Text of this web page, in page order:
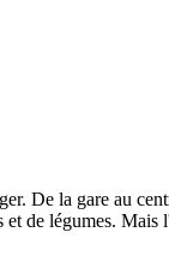
De la gare au
de légumes.